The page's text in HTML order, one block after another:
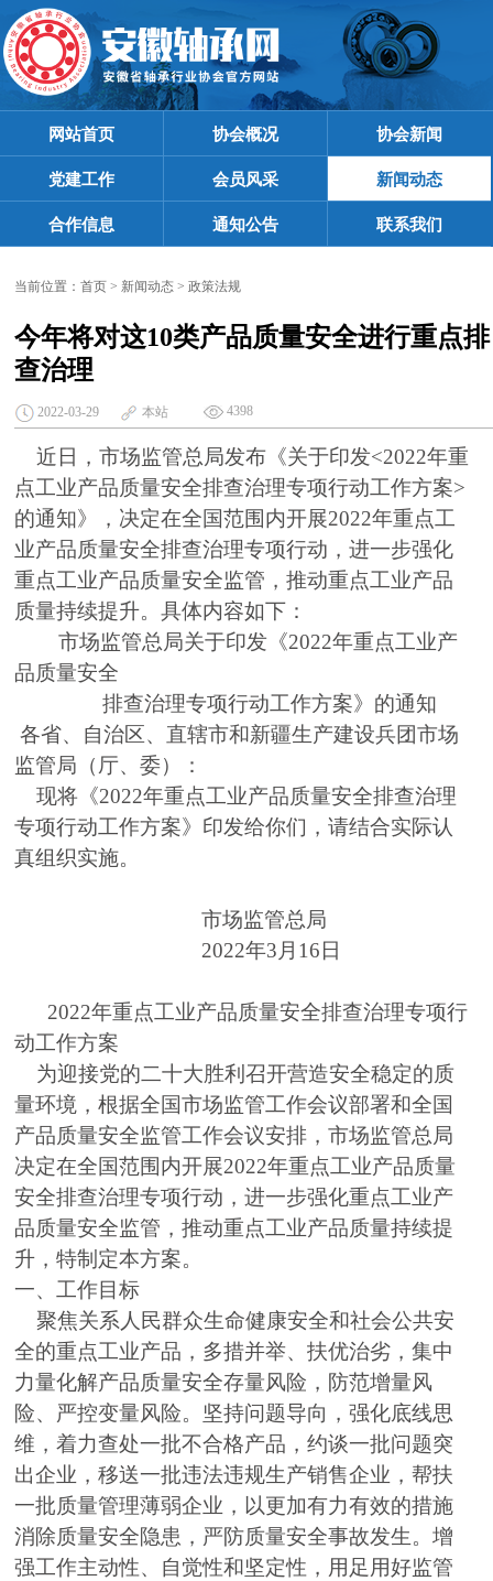
网站首页 协会概况 协会新闻
党建工作 会员风采 新闻动态
合作信息 通知公告 联系我们
当前位置：首页 > 新闻动态 >政策法规
今年将对这10类产品质量安全进行重点排
查治理
2022-03-29 本站 4398
近日，市场监管总局发布《关于印发<2022年重
点工业产品质量安全排查治理专项行动工作方案>
的通知》，决定在全国范围内开展2022年重点工
业产品质量安全排查治理专项行动，进一步强化
重点工业产品质量安全监管，推动重点工业产品
质量持续提升。具体内容如下：
市场监管总局关于印发《2022年重点工业产
品质量安全
排查治理专项行动工作方案》的通知
各省、自治区、直辖市和新疆生产建设兵团市场
监管局（厅、委）：
现将《2022年重点工业产品质量安全排查治理
专项行动工作方案》印发给你们，请结合实际认
真组织实施。
市场监管总局
2022年3月16日
2022年重点工业产品质量安全排查治理专项行
动工作方案
为迎接党的二十大胜利召开营造安全稳定的质
量环境，根据全国市场监管工作会议部署和全国
产品质量安全监管工作会议安排，市场监管总局
决定在全国范围内开展2022年重点工业产品质量
安全排查治理专项行动，进一步强化重点工业产
品质量安全监管，推动重点工业产品质量持续提
升，特制定本方案。
一、工作目标
聚焦关系人民群众生命健康安全和社会公共安
全的重点工业产品，多措并举、扶优治劣，集中
力量化解产品质量安全存量风险，防范增量风
险、严控变量风险。坚持问题导向，强化底线思
维，着力查处一批不合格产品，约谈一批问题突
出企业，移送一批违法违规生产销售企业，帮扶
一批质量管理薄弱企业，以更加有力有效的措施
消除质量安全隐患，严防质量安全事故发生。增
强工作主动性、自觉性和坚定性，用足用好监管